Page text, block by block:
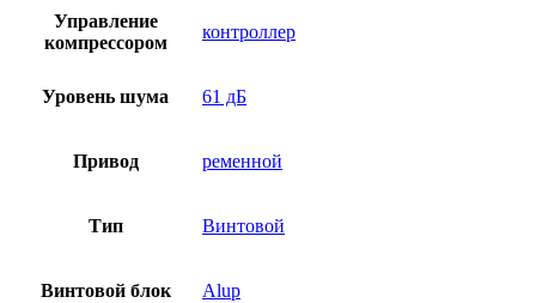
Управление
компрессором
контроллер
Уровень шума 61 дБ
Привод ременной
Тип Винтовой
Винтовой блок Alup